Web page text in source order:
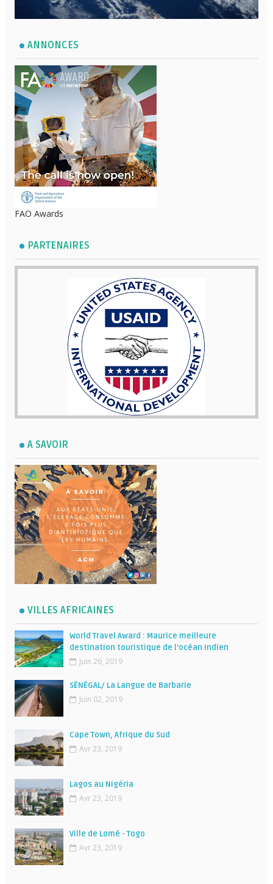
ANNONCES
FAO Awards
PARTENAIRES
A SAVOIR
VILLES AFRICAINES
World Travel Award : Maurice meilleure
destination touristique de l’océan Indien
Juin 26, 2019
SÉNÉGAL/ La Langue de Barbarie
Juin 02, 2019
Cape Town, Afrique du Sud
Avr 23, 2019
Lagos au Nigéria
Avr 23, 2019
Ville de Lomé - Togo
Avr 23, 2019